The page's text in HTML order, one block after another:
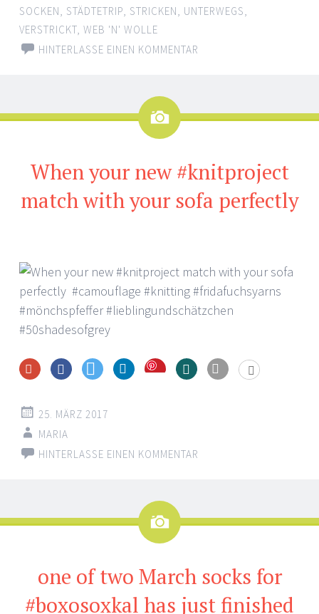
SOCKEN, STÄDTETRIP, STRICKEN, UNTERWEGS,
VERSTRICKT, WEB 'N' WOLLE
HINTERLASSE EINEN KOMMENTAR
Bild
When your new #knitproject
match with your sofa perfectly
Save
25. MÄRZ 2017
MARIA
HINTERLASSE EINEN KOMMENTAR
Bild
one of two March socks for
#boxosoxkal has just finished